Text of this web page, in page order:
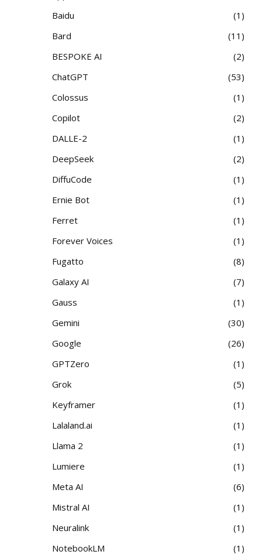
Baidu
1
Bard
11
BESPOKE AI
2
ChatGPT
53
Colossus
1
Copilot
2
DALLE-2
1
DeepSeek
2
DiffuCode
1
Ernie Bot
1
Ferret
1
Forever Voices
1
Fugatto
8
Galaxy AI
7
Gauss
1
Gemini
30
Google
26
GPTZero
1
Grok
5
Keyframer
1
Lalaland.ai
1
Llama 2
1
Lumiere
1
Meta AI
6
Mistral AI
1
Neuralink
1
NotebookLM
1